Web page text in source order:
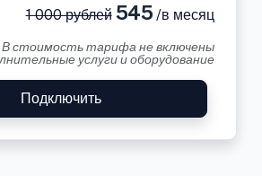
1 000 рублей545 /в месяц
В стоимость тарифа не включены
услуги и оборудование
Подключить